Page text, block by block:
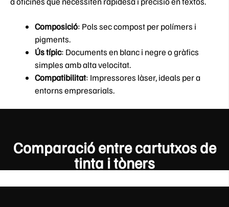
Composició: Pols sec compost per polímers i
pigments.
Ús típic: Documents en blanc i negre o gràfics
simples amb alta velocitat.
Compatibilitat: Impressores làser, ideals per a
entorns empresarials.
Comparació entre cartutxos de
tinta i tòners